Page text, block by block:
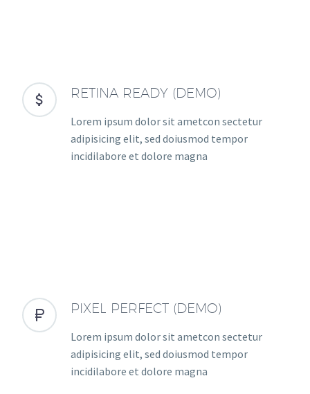

 RETINA READY (DEMO)
Lorem ipsum dolor sit ametcon sectetur
adipisicing elit, sed doiusmod tempor
incidilabore et dolore magna

 PIXEL PERFECT (DEMO)
Lorem ipsum dolor sit ametcon sectetur
adipisicing elit, sed doiusmod tempor
incidilabore et dolore magna